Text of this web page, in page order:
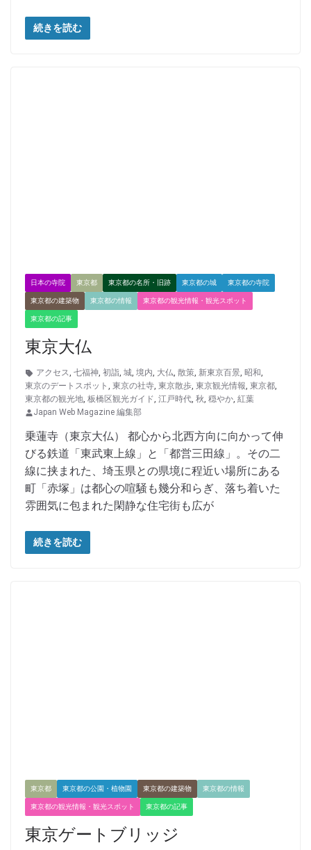
続きを読む
日本の寺院 東京都 東京都の名所・旧跡 東京都の城 東京都の寺院
東京都の建築物 東京都の情報 東京都の観光情報・観光スポット
東京都の記事
東京大仏
アクセス, 七福神, 初詣, 城, 境内, 大仏, 散策, 新東京百景, 昭和,
東京のデートスポット , 東京の社寺, 東京散歩, 東京観光情報, 東京都,
東京都の観光地, 板橋区観光ガイド, 江戸時代, 秋, 穏やか, 紅葉
Japan Web Magazine 編集部
乗蓮寺（東京大仏） 都心から北西方向に向かって伸
びる鉄道「東武東上線」と「都営三田線」。その二
線に挟まれた、埼玉県との県境に程近い場所にある
町「赤塚」は都心の喧騒も幾分和らぎ、落ち着いた
雰囲気に包まれた閑静な住宅街も広が
続きを読む
東京都 東京都の公園・植物園 東京都の建築物 東京都の情報
東京都の観光情報・観光スポット 東京都の記事
東京ゲートブリッジ